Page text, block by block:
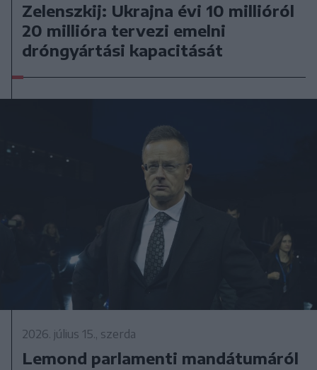
Zelenszkij: Ukrajna évi 10 millióról
20 millióra tervezi emelni
dróngyártási kapacitását
2026. július 15., szerda
Lemond parlamenti mandátumáról